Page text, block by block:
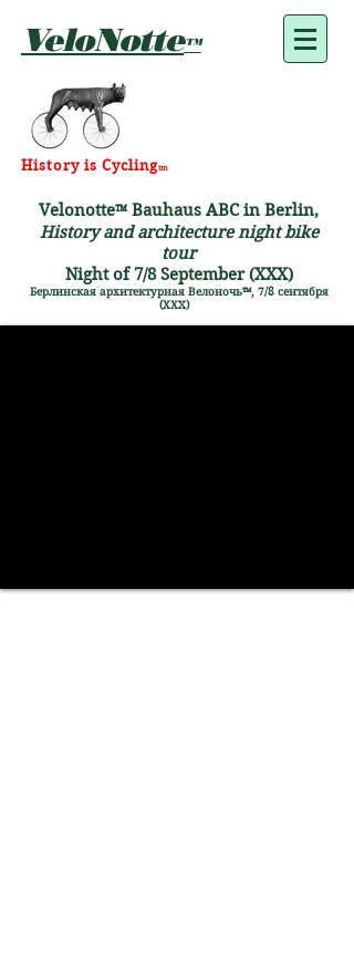
VeloNotte™
History is Cyclingtm
Velonotte™ Bauhaus ABC in Berlin,
History and architecture night bike
tour
Night of 7/8 September (XXX)
Берлинская архитектурная Велоночь™, 7/8 сентября
(ХХX)